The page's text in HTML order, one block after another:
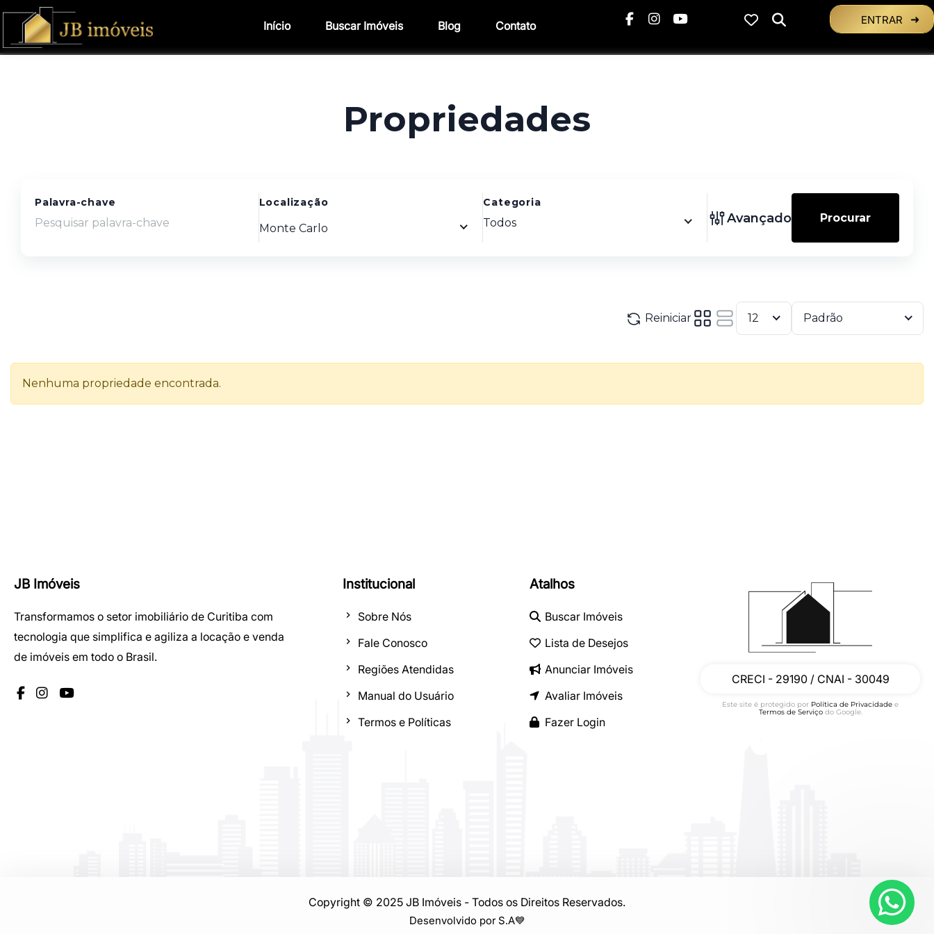
JB Imóveis
Transformamos o setor imobiliário de Curitiba com
tecnologia que simplifica e agiliza a locação e venda
de imóveis em todo o Brasil.
Institucional
Sobre Nós
Fale Conosco
Regiões Atendidas
Manual do Usuário
Termos e Políticas
Atalhos
Buscar Imóveis
Lista de Desejos
Anunciar Imóveis
Avaliar Imóveis
Fazer Login
CRECI - 29190 / CNAI - 30049
Este site é protegido por Política de Privacidade e
Termos de Serviçodo Google.
Copyright © 2025 JB Imóveis - Todos os Direitos Reservados.
Desenvolvido por S.A💙
Início Buscar Imóveis Blog Contato ENTRAR